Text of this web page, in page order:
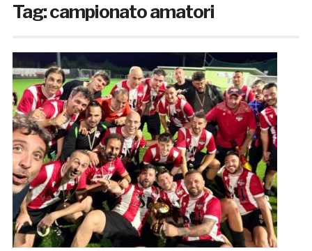
Tag:campionato amatori